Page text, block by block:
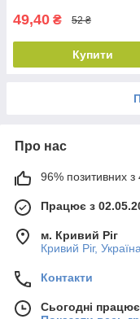
49,40 ₴ 52 ₴
Купити
Про нас
96% позитивних з
Працює з
м. Кривий Ріг
Кривий Ріг, Україна
Контакти
Сьогодні